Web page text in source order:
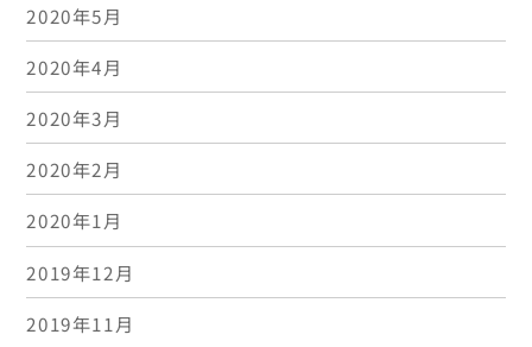
2020年5月
2020年4月
2020年3月
2020年2月
2020年1月
2019年12月
2019年11月